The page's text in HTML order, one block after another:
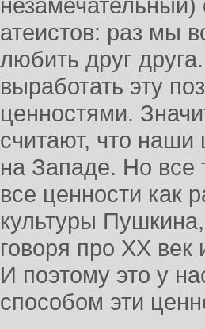
атеистов: раз мы
любить друг
выработать эту
ценностями.
считают, что
на Западе. Но все
все ценности как
культуры
говоря про ХХ век
И поэтому это у
способом эти